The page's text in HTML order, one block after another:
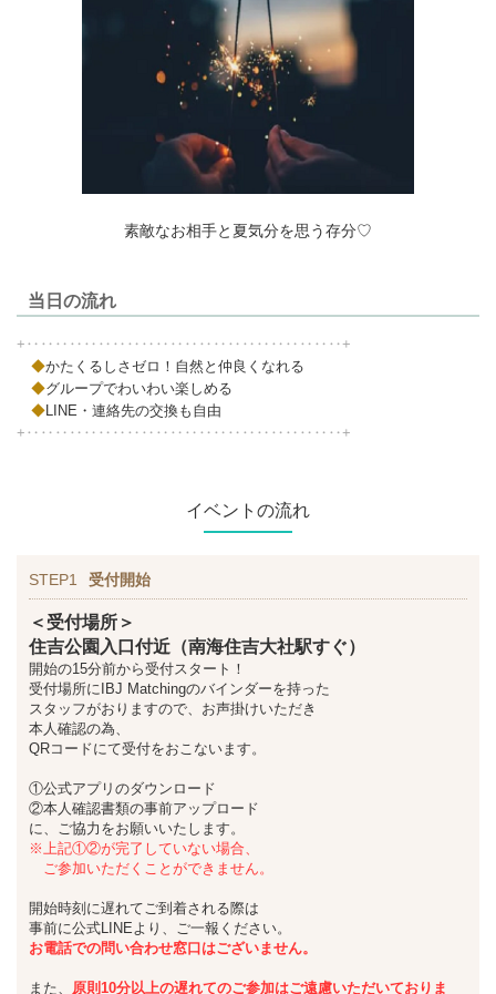
素敵なお相手と夏気分を思う存分♡
当日の流れ
+‥‥‥‥‥‥‥‥‥‥‥‥‥‥‥‥‥‥‥‥‥‥+
◆かたくるしさゼロ！ 自然と仲良くなれる
◆グループでわいわい楽しめる
◆LINE・連絡先の交換も自由
+‥‥‥‥‥‥‥‥‥‥‥‥‥‥‥‥‥‥‥‥‥‥+
イベントの流れ
STEP1 受付開始
＜受付場所＞
住吉公園入口付近（南海住吉大社駅すぐ）
開始の15分前から受付スタート！
受付場所にIBJ Matchingのバインダーを持った
スタッフがおりますので、お声掛けいただき
本人確認の為、
QRコードにて受付をおこないます。
①公式アプリのダウンロード
②本人確認書類の事前アップロード
に、ご協力をお願いいたします。
※上記①②が完了していない場合、
ご参加いただくことができません。
開始時刻に遅れてご到着される際は
事前に公式LINEより、ご一報ください。
お電話での問い合わせ窓口はございません。
また、 原則10分以上の遅れてのご参加はご遠慮いただいておりま